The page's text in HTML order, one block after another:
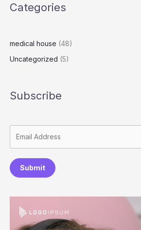
Categories
medical house (48)
Uncategorized (5)
Subscribe
Submit